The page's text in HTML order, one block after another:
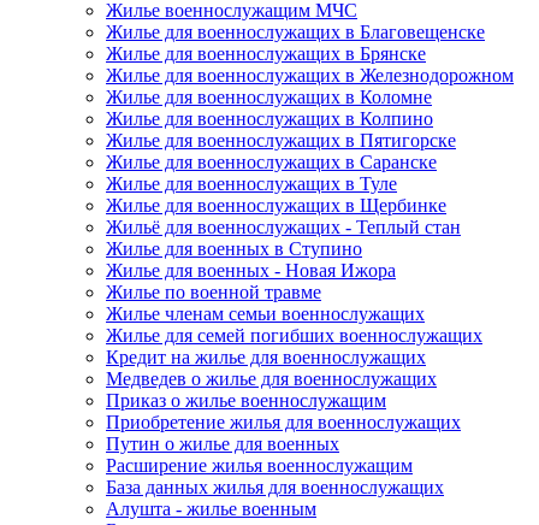
Жилье военнослужащим МЧС
Жилье для военнослужащих в Благовещенске
Жилье для военнослужащих в Брянске
Жилье для военнослужащих в Железнодорожном
Жилье для военнослужащих в Коломне
Жилье для военнослужащих в Колпино
Жилье для военнослужащих в Пятигорске
Жилье для военнослужащих в Саранске
Жилье для военнослужащих в Туле
Жилье для военнослужащих в Щербинке
Жильё для военнослужащих - Теплый стан
Жилье для военных в Ступино
Жилье для военных - Новая Ижора
Жилье по военной травме
Жилье членам семьи военнослужащих
Жилье для семей погибших военнослужащих
Кредит на жилье для военнослужащих
Медведев о жилье для военнослужащих
Приказ о жилье военнослужащим
Приобретение жилья для военнослужащих
Путин о жилье для военных
Расширение жилья военнослужащим
База данных жилья для военнослужащих
Алушта - жилье военным